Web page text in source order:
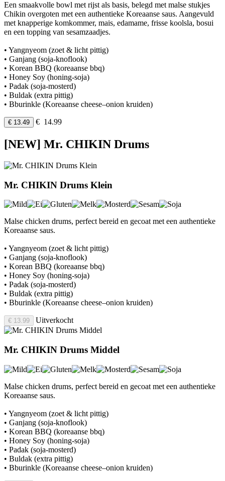
Een smaakvolle bowl met rijst als basis, belegd met malse stukjes
Chikin overgoten met een authentieke Koreaanse saus. Aangevuld
met knapperige komkommer, mais, edamame, frisse koolsla, bosui
en een topping van sesamzaadjes.
• Yangnyeom (zoet & licht pittig)
• Ganjang (soja-knoflook)
• Korean BBQ (koreaanse bbq)
• Honey Soy (honing-soja)
• Padak (soja-mosterd)
• Buldak (extra pittig)
• Bburinkle (Koreaanse cheese–onion kruiden)
€ 13.49 € 14.99
[NEW] Mr. CHIKIN Drums
Mr. CHIKIN Drums Klein
Malse chicken drums, perfect bereid en gecoat met een authentieke
Koreaanse saus.
• Yangnyeom (zoet & licht pittig)
• Ganjang (soja-knoflook)
• Korean BBQ (koreaanse bbq)
• Honey Soy (honing-soja)
• Padak (soja-mosterd)
• Buldak (extra pittig)
• Bburinkle (Koreaanse cheese–onion kruiden)
€ 13.99 Uitverkocht
Mr. CHIKIN Drums Middel
Malse chicken drums, perfect bereid en gecoat met een authentieke
Koreaanse saus.
• Yangnyeom (zoet & licht pittig)
• Ganjang (soja-knoflook)
• Korean BBQ (koreaanse bbq)
• Honey Soy (honing-soja)
• Padak (soja-mosterd)
• Buldak (extra pittig)
• Bburinkle (Koreaanse cheese–onion kruiden)